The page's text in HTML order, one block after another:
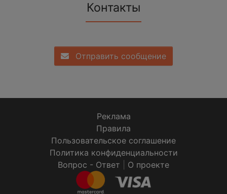
Контакты
Отправить сообщение
Реклама
Правила
Пользовательское соглашение
Политика конфиденциальности
Вопрос - Ответ
О проекте